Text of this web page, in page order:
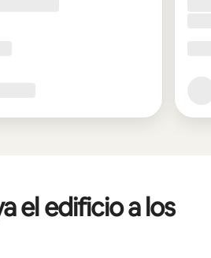
el edificio a los